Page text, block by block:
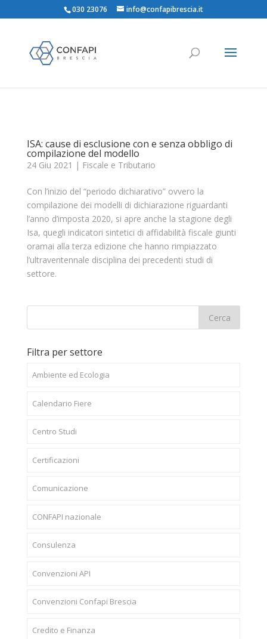
030 23076 info@confapibrescia.it
ISA: cause di esclusione con e senza obbligo di
compilazione del modello
24 Giu 2021 | Fiscale e Tributario
Con l’inizio del “periodo dichiarativo” ovvero la
compilazione dei modelli di dichiarazione riguardanti
l’anno d’imposta 2020, si apre anche la stagione degli
Isa, quegli indicatori sintetici di affidabilità fiscale giunti
oramai alla terza edizione che hanno rimpiazzato
l’ultraventennale disciplina dei precedenti studi di
settore.
Filtra per settore
Ambiente ed Ecologia
Calendario Fiere
Centro Studi
Certificazioni
Comunicazione
CONFAPI nazionale
Consulenza
Convenzioni API
Convenzioni Confapi Brescia
Credito e Finanza